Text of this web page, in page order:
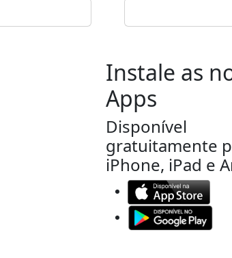
Instale as
Apps
Disponível
gratuitamente
iPhone, iPad e